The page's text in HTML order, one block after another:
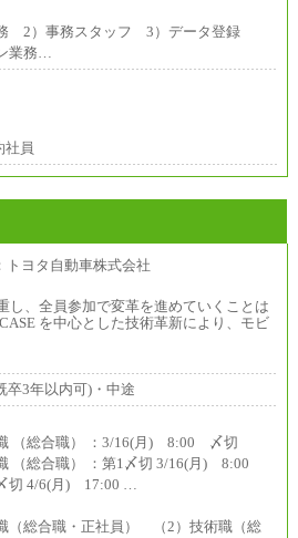
2）事務スタッフ 3）データ登録
業務…
社員
し、全員参加で変革を進めていくことは
を中心とした技術革新により、モビ
卒3年以内可)・中途
職 （総合職） ：3/16(月) 8:00 〆切
職 （総合職） ：第1〆切 3/16(月) 8:00
切 4/6(月) 17:00 …
（総合職・正社員） （2）技術職（総